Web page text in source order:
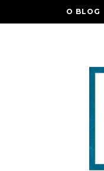
O BLOG